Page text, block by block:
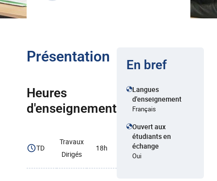
Présentation
Heures
d'enseignement
TD
Travaux
Dirigés
18h
En bref
Langues
d'enseignement
Français
Ouvert aux
étudiants en
échange
Oui